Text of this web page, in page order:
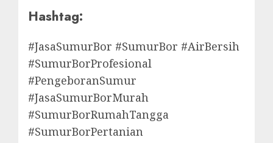
Hashtag:
#JasaSumurBor #SumurBor #AirBersih
#SumurBorProfesional
#PengeboranSumur
#JasaSumurBorMurah
#SumurBorRumahTangga
#SumurBorPertanian